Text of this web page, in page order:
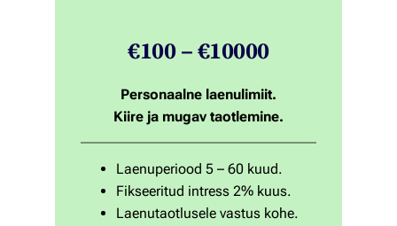
€100 – €10000
Personaalne laenulimiit.
Kiire ja mugav taotlemine.
Laenuperiood 5 – 60 kuud.
Fikseeritud intress 2% kuus.
Laenutaotlusele vastus kohe.